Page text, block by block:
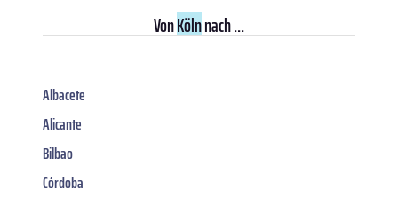
VonKölnnach ...
Albacete
Alicante
Bilbao
Córdoba